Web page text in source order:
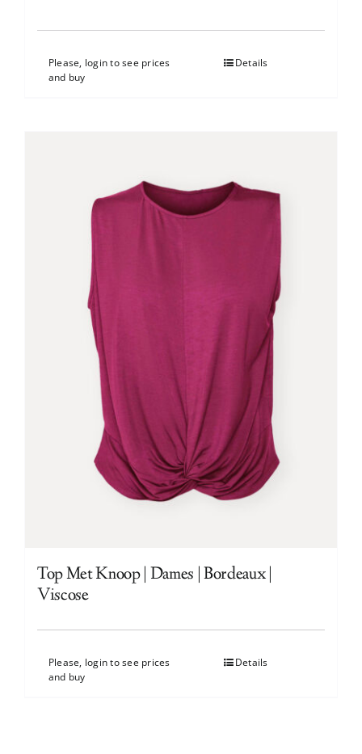
Please, login to see prices
and buy
Details
Top Met Knoop | Dames | Bordeaux |
Viscose
Please, login to see prices
and buy
Details